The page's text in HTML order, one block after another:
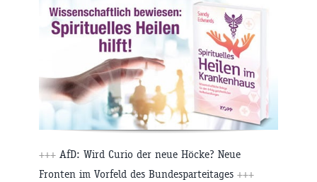
+++ AfD: Wird Curio der neue Höcke? Neue
Fronten im Vorfeld des Bundesparteitages +++